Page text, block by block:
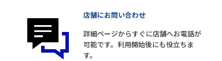
店舗にお問い合わせ
詳細ページからすぐに店舗へお電話が
可能です。利用開始後にも役立ちま
す。